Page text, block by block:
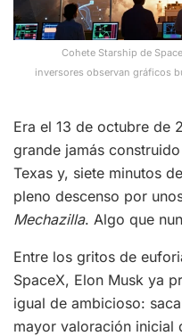
Cohete Starship de
inversores observan gráficos
Era el 13 de octubre de
grande jamás
Texas y, siete minutos
pleno descenso por
Mechazilla. Algo que
Entre los gritos de
SpaceX, Elon Musk ya
igual de ambicioso:
mayor valoración inicial